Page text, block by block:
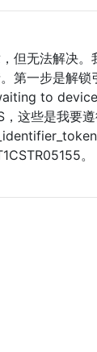
但无法解决
第一步是解
to
这些是我要
。